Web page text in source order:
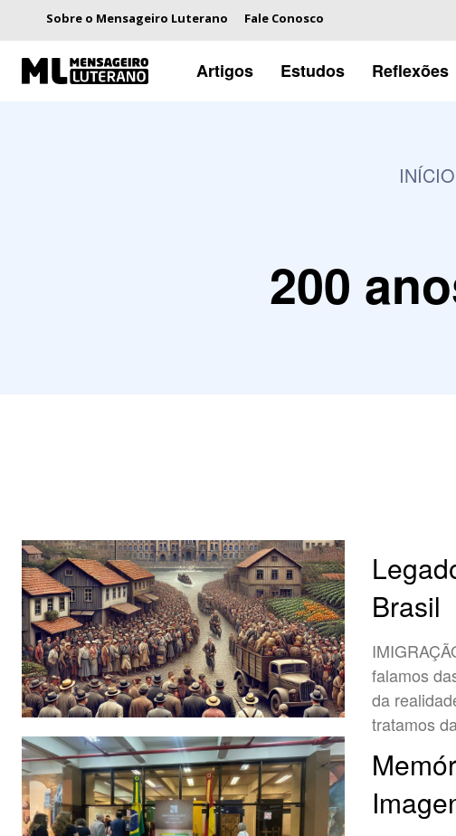
Sobre o Mensageiro Luterano Fale Conosco
Artigos Estudos Reflexões
INÍCIO
200
Brasil
IMIGRAÇÃO
falamos
da
tratamos